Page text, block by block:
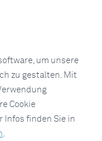
um unsere
zu gestalten. Mit
Cookie
Infos finden Sie in
.